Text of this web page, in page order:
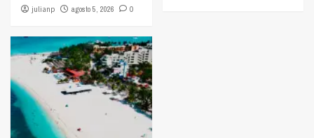
julianp agosto 5, 2026 0